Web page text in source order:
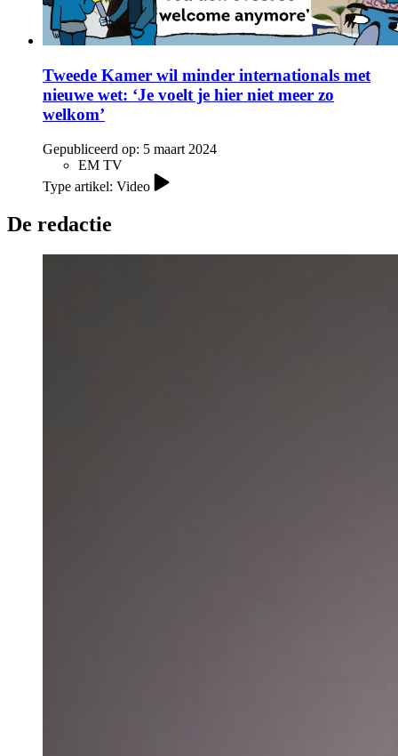
Tweede Kamer wil minder internationals met
nieuwe wet: ‘Je voelt je hier niet meer zo
welkom’
Gepubliceerd op: 5 maart 2024
EM TV
Type artikel: Video
De redactie